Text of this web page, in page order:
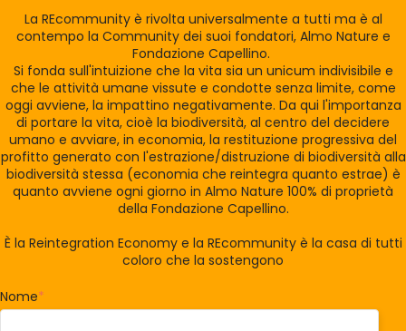
La REcommunity è rivolta universalmente a tutti ma è al
contempo la Community dei suoi fondatori, Almo Nature e
Fondazione Capellino.
Si fonda sull'intuizione che la vita sia un unicum indivisibile e
che le attività umane vissute e condotte senza limite, come
oggi avviene, la impattino negativamente. Da qui l'importanza
di portare la vita, cioè la biodiversità, al centro del decidere
umano e avviare, in economia, la restituzione progressiva del
profitto generato con l'estrazione/distruzione di biodiversità alla
biodiversità stessa (economia che reintegra quanto estrae) è
quanto avviene ogni giorno in Almo Nature 100% di proprietà
della Fondazione Capellino.
È la Reintegration Economy e la REcommunity è la casa di tutti
coloro che la sostengono
Nome*